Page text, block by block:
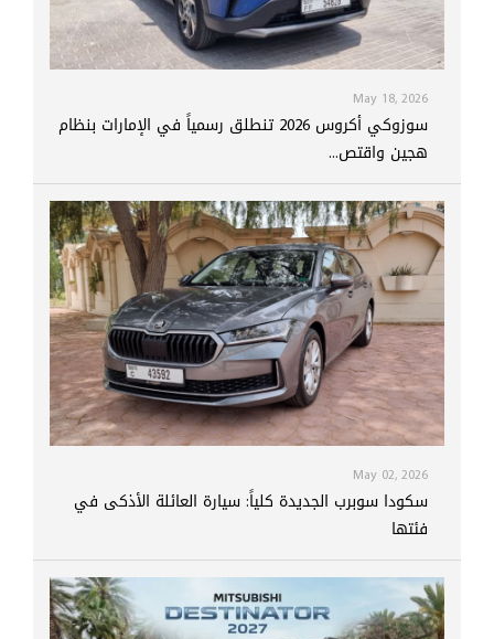
May 18, 2026
سوزوكي أكروس 2026 تنطلق رسمياً في الإمارات بنظام
هجين واقتص...
May 02, 2026
سكودا سوبرب الجديدة كلياً: سيارة العائلة الأذكى في
فئتها